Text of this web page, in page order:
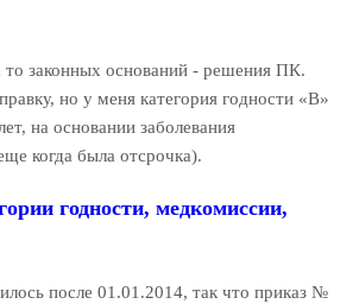
законных оснований - решения ПК.
но у меня категория годности «В»
на основании заболевания
когда была отсрочка).
годности, медкомиссии,
после 01.01.2014, так что приказ №